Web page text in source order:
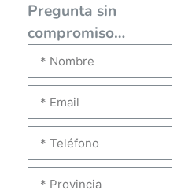
Pregunta sin
compromiso…